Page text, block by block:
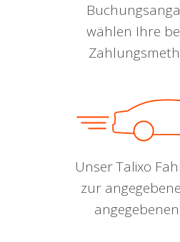
wählen Ihre
Unser Talixo
zur